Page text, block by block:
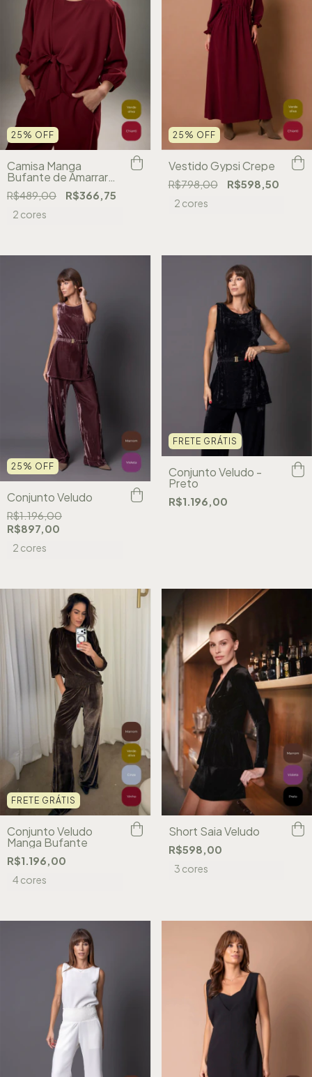
25 % OFF
Camisa Manga
Bufante de Amarrar
Winter
R$489,00 R$366,75
2 cores
25 % OFF
Vestido Gypsi Crepe
R$798,00 R$598,50
2 cores
25 % OFF
Conjunto Veludo
R$1.196,00
R$897,00
2 cores
FRETE GRÁTIS
Conjunto Veludo -
Preto
R$1.196,00
FRETE GRÁTIS
Conjunto Veludo
Manga Bufante
R$1.196,00
4 cores
Short Saia Veludo
R$598,00
3 cores